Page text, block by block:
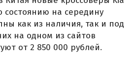
состоянию на середину
как из наличия, так и под
на одном из сайтов
от 2 850 000 рублей.